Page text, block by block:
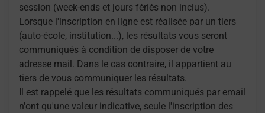
session (week-ends et jours fériés non inclus).
Lorsque l'inscription en ligne est réalisée par un tiers
(auto-école, institution...), les résultats vous seront
communiqués à condition de disposer de votre
adresse mail. Dans le cas contraire, il appartient au
tiers de vous communiquer les résultats.
Il est rappelé que les résultats communiqués par email
n'ont qu'une valeur indicative, seule l'inscription des